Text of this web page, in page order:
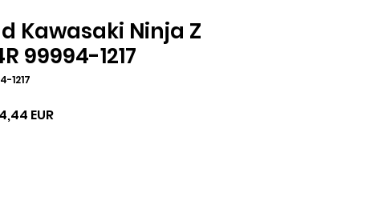
Kawasaki Ninja Z
99994-1217
1217
EURAkciós